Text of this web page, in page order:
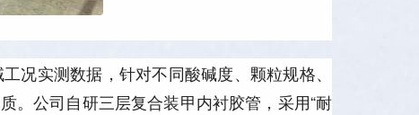
况实测数据，针对不同酸碱度、颗粒规格、
。公司自研三层复合装甲内衬胶管，采用“耐